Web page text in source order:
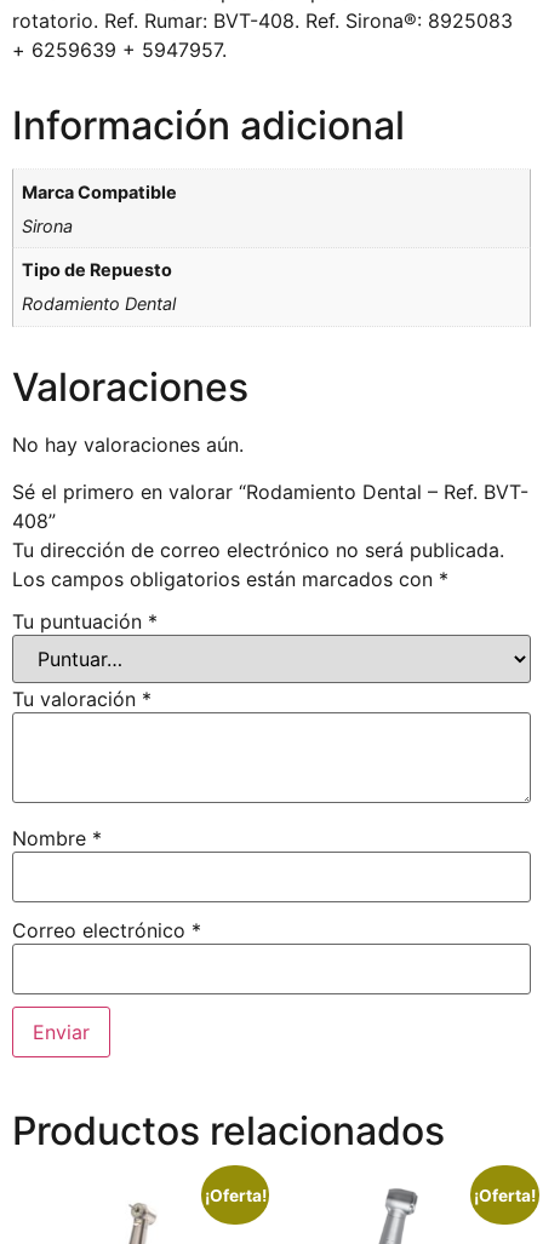
rotatorio. Ref. Rumar: BVT-408. Ref. Sirona®: 8925083
+ 6259639 + 5947957.
Información adicional
Marca Compatible
Sirona
Tipo de Repuesto
Rodamiento Dental
Valoraciones
No hay valoraciones aún.
Sé el primero en valorar “Rodamiento Dental – Ref. BVT-
408”
Tu dirección de correo electrónico no será publicada.
Los campos obligatorios están marcados con *
Tu puntuación *
Tu valoración *
Nombre *
Correo electrónico *
Productos relacionados
¡Oferta! ¡Oferta!